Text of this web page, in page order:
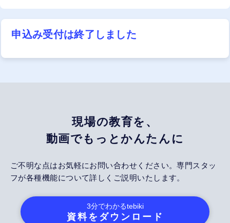
申込み受付は終了しました
現場の教育を、
動画でもっとかんたんに
ご不明な点はお気軽にお問い合わせください。専門スタッ
フが各種機能について詳しくご説明いたします。
3分でわかるtebiki
資料をダウンロード